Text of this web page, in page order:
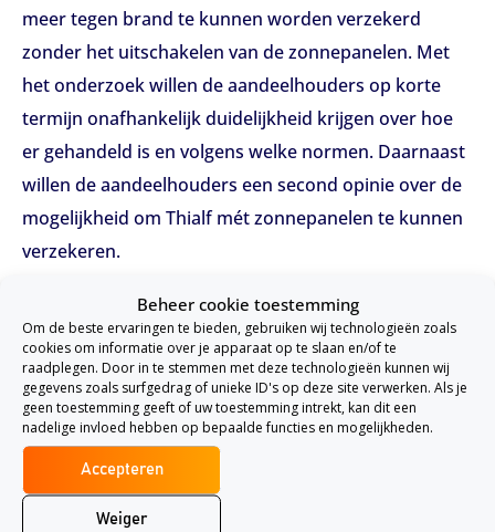
Beheer cookie toestemming
Om de beste ervaringen te bieden, gebruiken wij technologieën zoals
cookies om informatie over je apparaat op te slaan en/of te
raadplegen. Door in te stemmen met deze technologieën kunnen wij
gegevens zoals surfgedrag of unieke ID's op deze site verwerken. Als je
geen toestemming geeft of uw toestemming intrekt, kan dit een
nadelige invloed hebben op bepaalde functies en mogelijkheden.
Accepteren
Weiger
meer tegen brand te kunnen worden verzekerd
zonder het uitschakelen van de zonnepanelen. Met
het onderzoek willen de aandeelhouders op korte
termijn onafhankelijk duidelijkheid krijgen over hoe
er gehandeld is en volgens welke normen. Daarnaast
willen de aandeelhouders een second opinie over de
mogelijkheid om Thialf mét zonnepanelen te kunnen
verzekeren.
Second opinion
Sander de Rouwe, CDA, wil als aandeelhouder weten
wat er is gebeurd. Hij zegt dat hij een onomstreden
bureau wil inschakelen die een second opinion geeft,
zodat aandeelhouders de informatiepositie op orde
hebben.
Op dit moment zijn er geen aanwijzingen dat er bij de